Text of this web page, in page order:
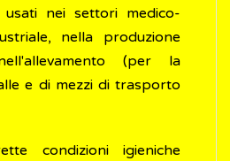
nei settori medico-
nella produzione
(per la
e di mezzi di trasporto
condizioni igieniche